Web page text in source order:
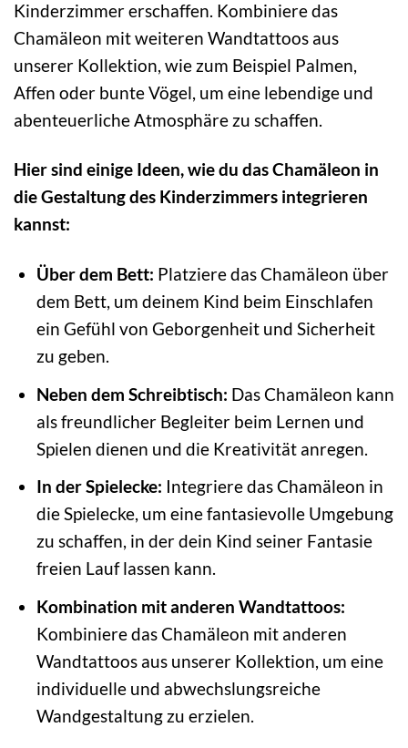
Kinderzimmer erschaffen. Kombiniere das
Chamäleon mit weiteren Wandtattoos aus
unserer Kollektion, wie zum Beispiel Palmen,
Affen oder bunte Vögel, um eine lebendige und
abenteuerliche Atmosphäre zu schaffen.
Hier sind einige Ideen, wie du das Chamäleon in
die Gestaltung des Kinderzimmers integrieren
kannst:
Über dem Bett: Platziere das Chamäleon über
dem Bett, um deinem Kind beim Einschlafen
ein Gefühl von Geborgenheit und Sicherheit
zu geben.
Neben dem Schreibtisch: Das Chamäleon kann
als freundlicher Begleiter beim Lernen und
Spielen dienen und die Kreativität anregen.
In der Spielecke: Integriere das Chamäleon in
die Spielecke, um eine fantasievolle Umgebung
zu schaffen, in der dein Kind seiner Fantasie
freien Lauf lassen kann.
Kombination mit anderen Wandtattoos:
Kombiniere das Chamäleon mit anderen
Wandtattoos aus unserer Kollektion, um eine
individuelle und abwechslungsreiche
Wandgestaltung zu erzielen.